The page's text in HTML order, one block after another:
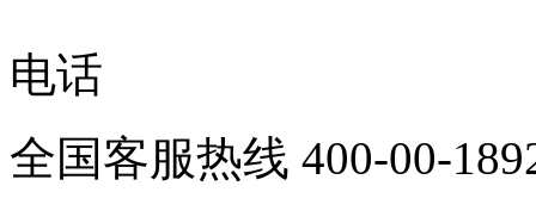
电话
全国客服热线 400-00-